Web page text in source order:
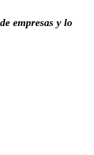
empresas y lo